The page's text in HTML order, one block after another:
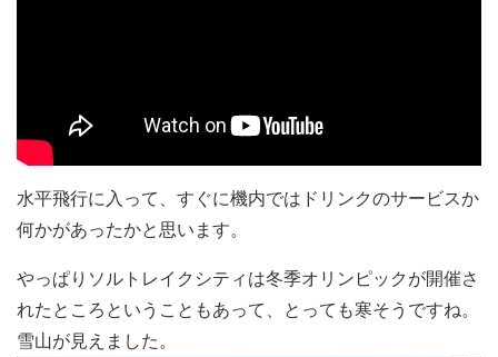
水平飛行に入って、すぐに機内ではドリンクのサービスか
何かがあったかと思います。
やっぱりソルトレイクシティは冬季オリンピックが開催さ
れたところということもあって、とっても寒そうですね。
雪山が見えました。